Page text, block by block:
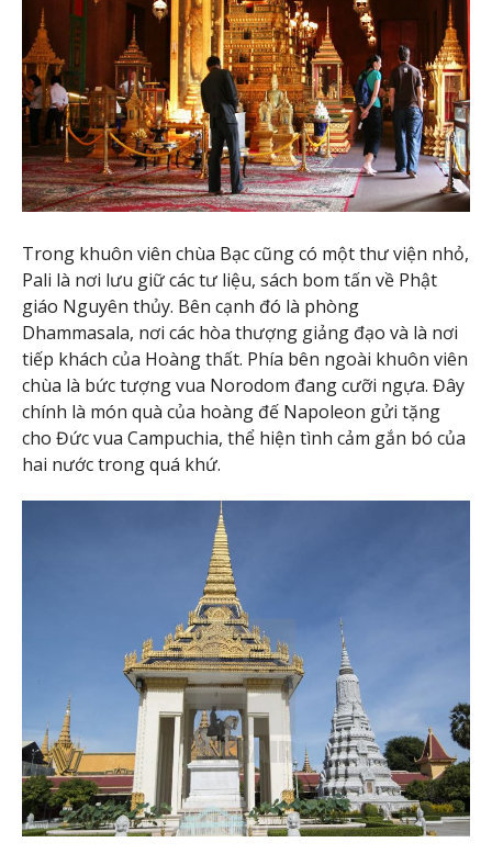
Trong khuôn viên chùa Bạc cũng có một thư viện nhỏ,
Pali là nơi lưu giữ các tư liệu, sách bom tấn về Phật
giáo Nguyên thủy. Bên cạnh đó là phòng
Dhammasala, nơi các hòa thượng giảng đạo và là nơi
tiếp khách của Hoàng thất. Phía bên ngoài khuôn viên
chùa là bức tượng vua Norodom đang cưỡi ngựa. Đây
chính là món quà của hoàng đế Napoleon gửi tặng
cho Đức vua Campuchia, thể hiện tình cảm gắn bó của
hai nước trong quá khứ.